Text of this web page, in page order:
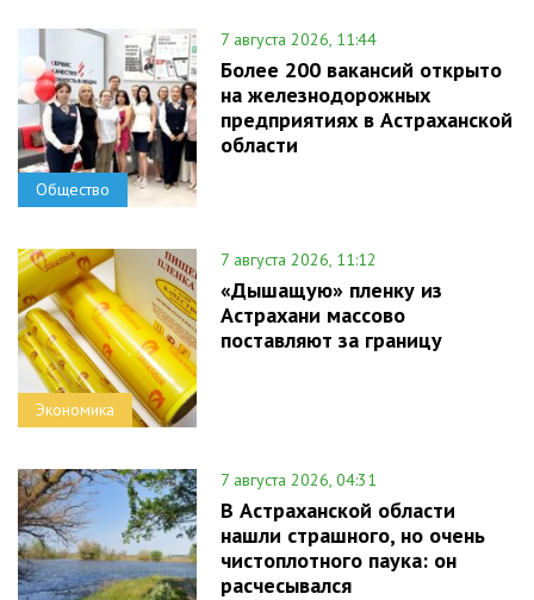
Общество
7 августа 2026, 11:44
Более 200 вакансий открыто
на железнодорожных
предприятиях в Астраханской
области
Экономика
7 августа 2026, 11:12
«Дышащую» пленку из
Астрахани массово
поставляют за границу
7 августа 2026, 04:31
В Астраханской области
нашли страшного, но очень
чистоплотного паука: он
расчесывался